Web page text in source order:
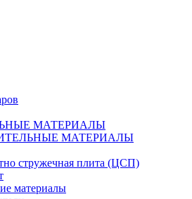
МАТЕРИАЛЫ
МАТЕРИАЛЫ
стружечная плита (ЦСП)
материалы